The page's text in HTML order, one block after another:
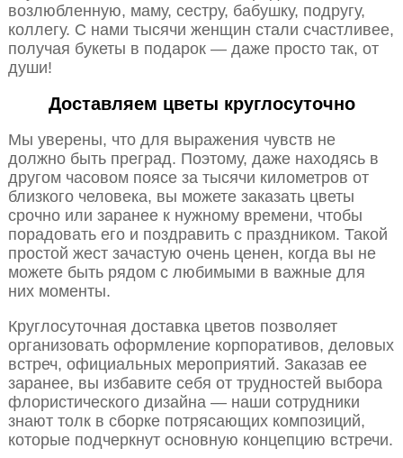
возлюбленную, маму, сестру, бабушку, подругу,
коллегу. С нами тысячи женщин стали счастливее,
получая букеты в подарок — даже просто так, от
души!
Доставляем цветы круглосуточно
Мы уверены, что для выражения чувств не
должно быть преград. Поэтому, даже находясь в
другом часовом поясе за тысячи километров от
близкого человека, вы можете заказать цветы
срочно или заранее к нужному времени, чтобы
порадовать его и поздравить с праздником. Такой
простой жест зачастую очень ценен, когда вы не
можете быть рядом с любимыми в важные для
них моменты.
Круглосуточная доставка цветов позволяет
организовать оформление корпоративов, деловых
встреч, официальных мероприятий. Заказав ее
заранее, вы избавите себя от трудностей выбора
флористического дизайна — наши сотрудники
знают толк в сборке потрясающих композиций,
которые подчеркнут основную концепцию встречи.